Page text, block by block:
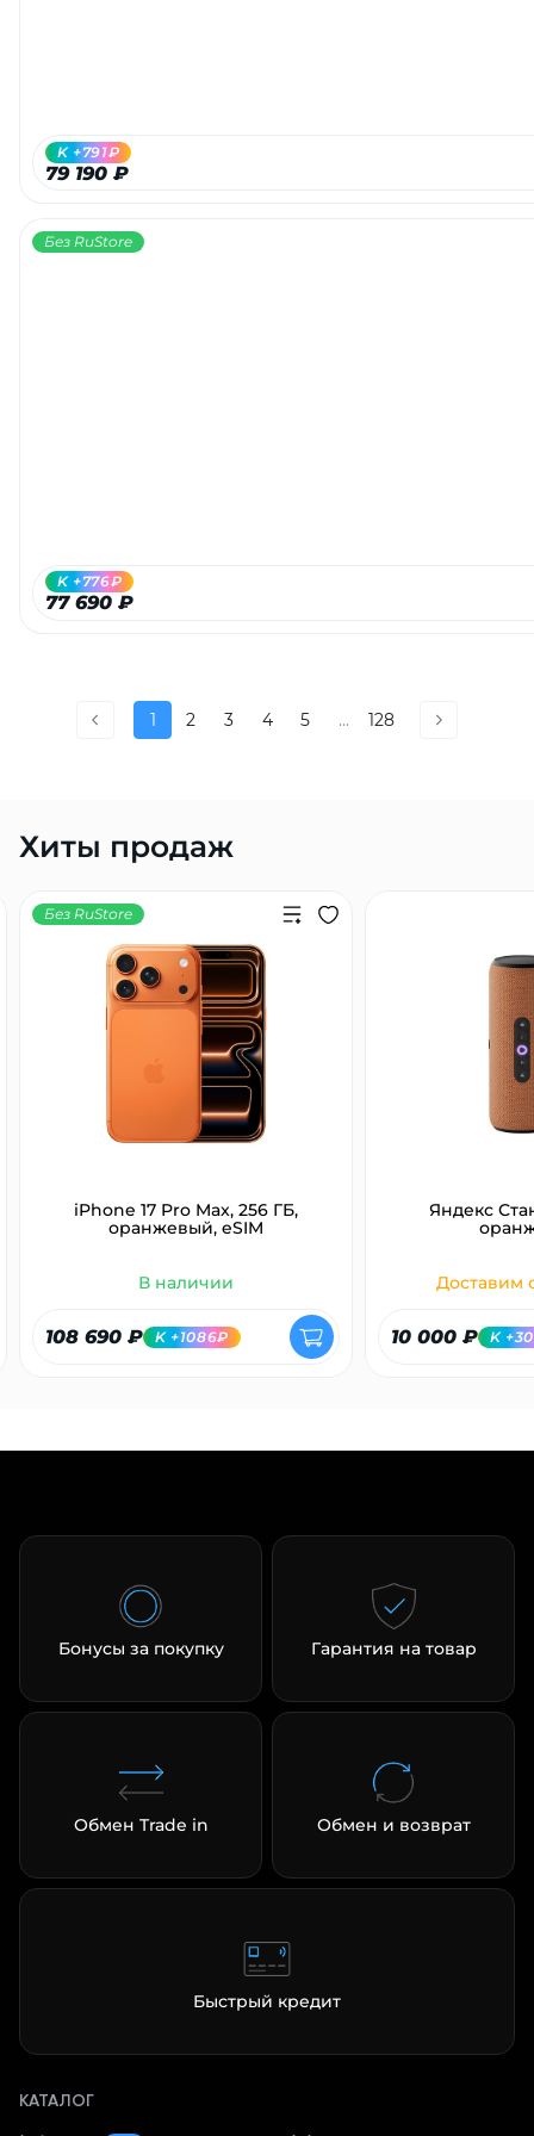
79 190 ₽
K +791₽
Без RuStore
77 690 ₽
K +776₽
1 2 3 4 5 ... 128
Хиты продаж
Без RuStore
iPhone 17 Pro Max, 256 ГБ,
оранжевый, eSIM
В наличии
108 690 ₽ K +1086₽
Яндекс
Доставим
10 000 ₽ K
Бонусы за покупку Гарантия на товар
Обмен Trade in Обмен и возврат
Быстрый кредит
КАТАЛОГ